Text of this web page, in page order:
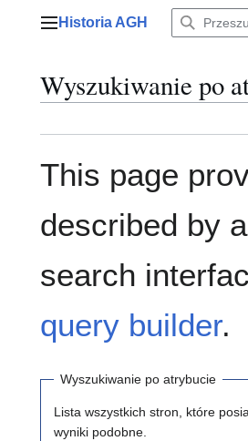
Menu główne
Historia AGH
Wyszukiwanie po
This page
described by
search
query builder.
Wyszukiwanie po atrybucie
Lista wszystkich stron, które
wyniki podobne.